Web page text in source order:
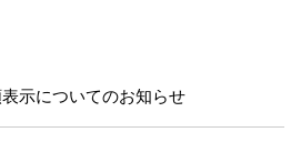
示についてのお知らせ